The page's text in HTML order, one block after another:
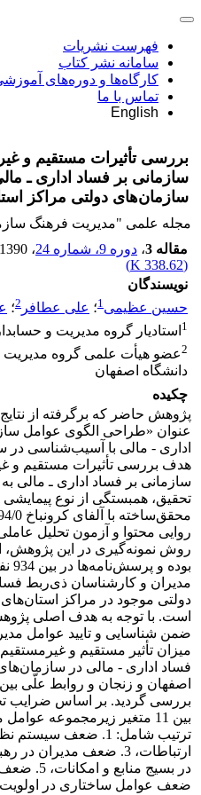
فهرست نشریات
سامانه نشر کتاب
کارگاه‌ها و دوره‌های
تماس با ما
English
بررسی تأثیرات مستقیم و
سازمانی بر فساد اداری ـ
سازمان‌های دولتی مراکز
مجله علمی "مدیریت فرهنگ
مقاله 3
، دوره 9، شماره 24 ، 1390
(
338.62 K
)
نویسندگان
حسین عظیمی1؛ علی عطافر 2؛
1 استادیار گروه مدیریت و
2عضو هیأت علمی گروه مدیریت
دانشگاه اصفهان
چکیده
پژوهش حاضر که برگرفته از
عنوان «طراحی الگوی عوامل
اداری - مالی با آسیب‌شناسی در
هدف بررسی تأثیرات مستقیم و
سازمانی بر فساد اداری ـ مالی
تحقیق، همبستگی از نوع پیمایشی
روایی محتوا و آزمون تحلیل
روش نمونه‌گیری در این پژوهش،
مدیران و کارشناسان ذی‌ربط
دولتی موجود در مراکز
ضمن شناسایی و تایید عوامل
میزان تأثیر مستقیم و غیرمستقیم
فساد اداری - مالی در
اصفهان و زنجان و روابط علّی
بررسی گردید. بر اساس ضرایب
ضعف عوامل ساختاری در اولویت